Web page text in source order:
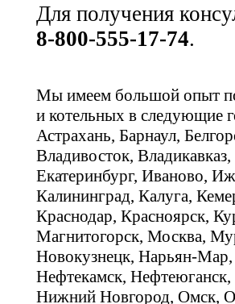
Для получения
8-800-555-17-74.
Мы имеем большой опыт
и котельных в следующие
Астрахань, Барнаул,
Владивосток,
Екатеринбург, Иваново,
Калининград, Калуга,
Краснодар, Красноярск,
Магнитогорск, Москва,
Новокузнецк, Нарьян-
Нефтекамск,
Нижний Новгород, Омск,